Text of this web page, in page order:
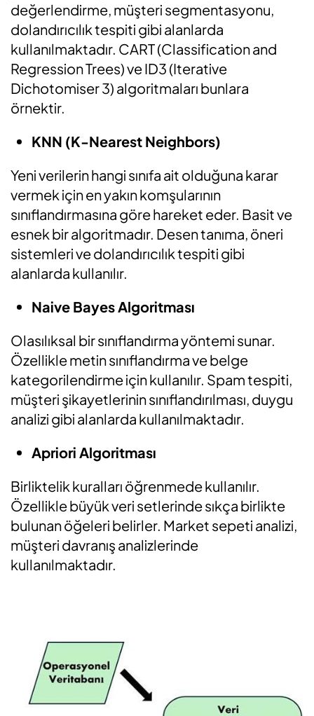
değerlendirme, müşteri segmentasyonu,
dolandırıcılık tespiti gibi alanlarda
kullanılmaktadır. CART (Classification and
Regression Trees) ve ID3 (Iterative
Dichotomiser 3) algoritmaları bunlara
örnektir.
KNN (K-Nearest Neighbors)
Yeni verilerin hangi sınıfa ait olduğuna karar
vermek için en yakın komşularının
sınıflandırmasına göre hareket eder. Basit ve
esnek bir algoritmadır. Desen tanıma, öneri
sistemleri ve dolandırıcılık tespiti gibi
alanlarda kullanılır.
Naive Bayes Algoritması
Olasılıksal bir sınıflandırma yöntemi sunar.
Özellikle metin sınıflandırma ve belge
kategorilendirme için kullanılır. Spam tespiti,
müşteri şikayetlerinin sınıflandırılması, duygu
analizi gibi alanlarda kullanılmaktadır.
Apriori Algoritması
Birliktelik kuralları öğrenmede kullanılır.
Özellikle büyük veri setlerinde sıkça birlikte
bulunan öğeleri belirler. Market sepeti analizi,
müşteri davranış analizlerinde
kullanılmaktadır.